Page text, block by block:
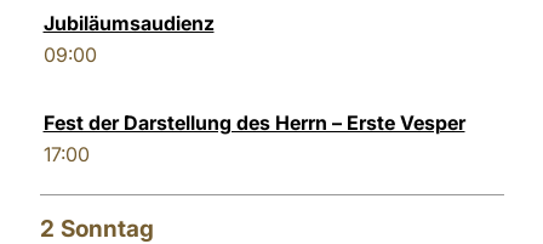
Jubiläumsaudienz
09:00
Fest der Darstellung des Herrn – Erste Vesper
17:00
2 Sonntag